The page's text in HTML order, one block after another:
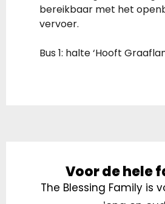
bereikbaar met het
vervoer.
Bus 1: halte ‘Hooft
Voor de hele
The Blessing Family is